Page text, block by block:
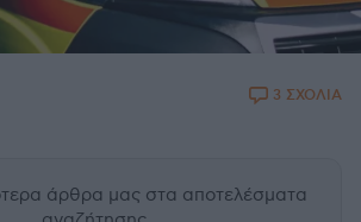
3 ΣΧΟΛΙΑ
άρθρα μας στα αποτελέσματα